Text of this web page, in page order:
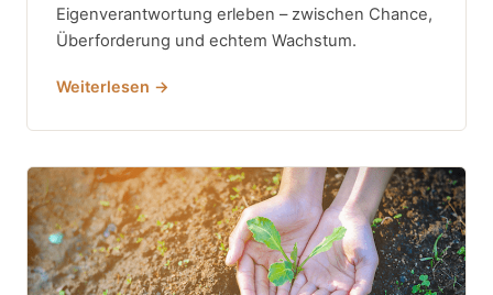
Eigenverantwortung erleben – zwischen Chance,
Überforderung und echtem Wachstum.
Weiterlesen →